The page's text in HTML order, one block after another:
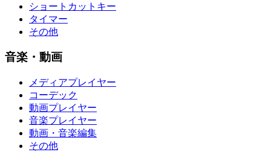
ショートカットキー
タイマー
その他
音楽・動画
メディアプレイヤー
コーデック
動画プレイヤー
音楽プレイヤー
動画・音楽編集
その他